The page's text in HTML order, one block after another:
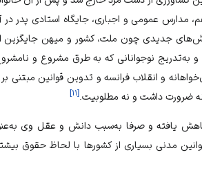
مدارس عمومی و اجباری، جایگاه استادی پدر در
جدیدی چون ملت، کشور و میهن جایگزین
و به‌‏تدریج نوجوانانی که به طرق مشروع و
و انقلاب فرانسه و تدوین قوانین مبتنی
نه ضرورت داشت و نه مطلوبیت. [۱۱]
کاهش یافته و صرفا به‌‏سبب دانش و عقل وی
مدنی بسیاری از کشورها با لحاظ حقوق